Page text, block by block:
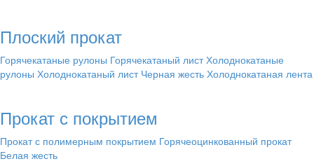
Плоский прокат
Горячекатаные рулоны Горячекатаный лист Холоднокатаные
рулоны Холоднокатаный лист Черная жесть Холоднокатаная лента
Прокат с покрытием
Прокат с полимерным покрытием Горячеоцинкованный прокат
Белая жесть